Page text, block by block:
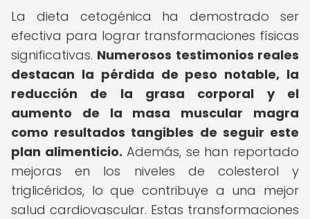
La dieta cetogénica ha demostrado ser
efectiva para lograr transformaciones físicas
significativas. Numerosos testimonios reales
destacan la pérdida de peso notable, la
reducción de la grasa corporal y el
aumento de la masa muscular magra
como resultados tangibles de seguir este
plan alimenticio. Además, se han reportado
mejoras en los niveles de colesterol y
triglicéridos, lo que contribuye a una mejor
salud cardiovascular. Estas transformaciones